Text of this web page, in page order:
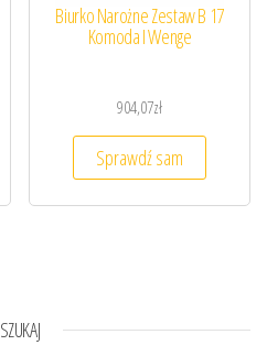
Biurko Narożne Zestaw B 17
Komoda I Wenge
904,07zł
Sprawdź sam
SZUKAJ